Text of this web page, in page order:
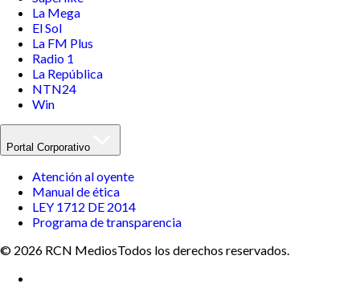
La Mega
El Sol
La FM Plus
Radio 1
La República
NTN24
Win
Portal Corporativo
Atención al oyente
Manual de ética
LEY 1712 DE 2014
Programa de transparencia
© 2026 RCN MediosTodos los derechos reservados.